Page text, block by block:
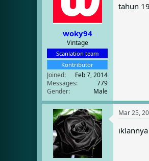
o
woky94
Vintage
Scanlation team
Kontributor
Joined
Feb 7, 2014
Messages
779
Gender
Male
tahun
Mar 25,